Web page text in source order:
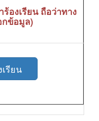
องเรียน ถือว่าทาง
ข้อมูล)
เรียน